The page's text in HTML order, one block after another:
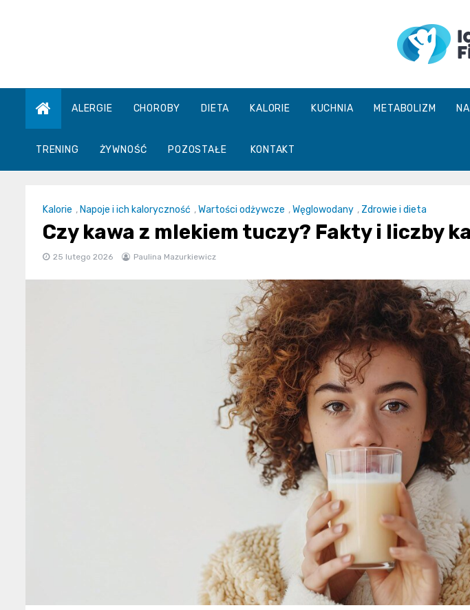
ALERGIE CHOROBY DIETA KALORIE KUCHNIA METABOLIZM
TRENING ŻYWNOŚĆ POZOSTAŁE KONTAKT
Kalorie , Napoje i ich kaloryczność ,Wartości odżywcze ,Węglowodany , Zdrowie i dieta
Czy kawa z mlekiem tuczy? Fakty i liczby
25 lutego 2026 Paulina Mazurkiewicz